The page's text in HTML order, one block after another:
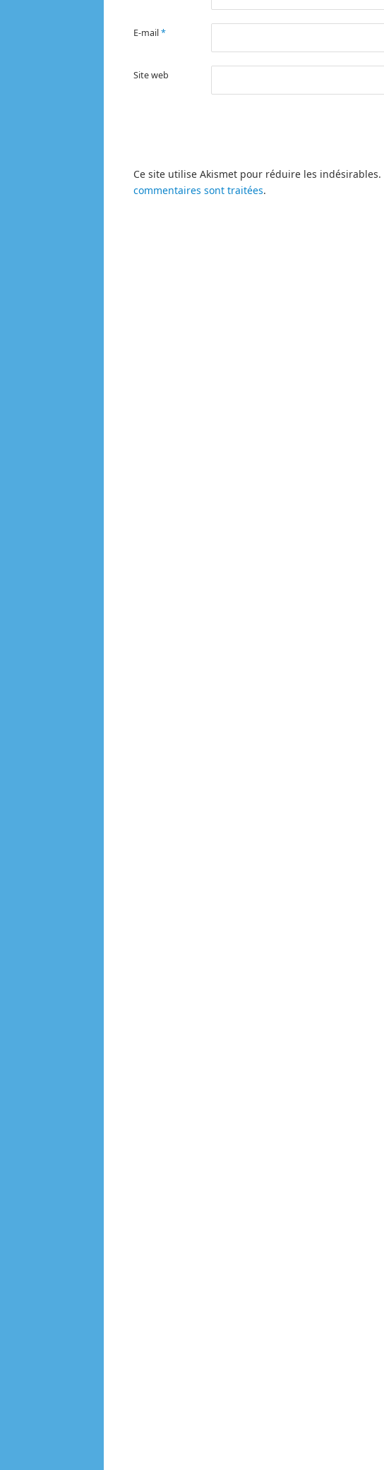
E-mail*
Site web
Ce site utilise Akismet pour réduire les indésirables.
commentaires sont traitées.